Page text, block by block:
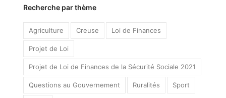
Recherche par thème
Agriculture Creuse Loi de Finances
Projet de Loi
Projet de Loi de Finances de la Sécurité Sociale 2021
Questions au Gouvernement Ruralités Sport